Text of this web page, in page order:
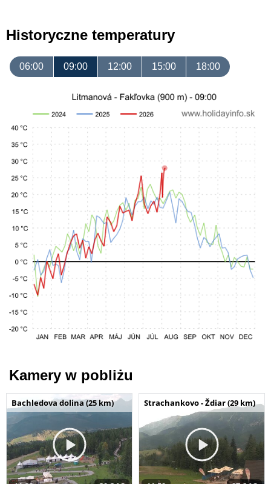
Historyczne temperatury
06:00 09:00 12:00 15:00 18:00
Kamery w pobliżu
Bachledova dolina (25 km) Strachankovo - Ždiar (29 km)